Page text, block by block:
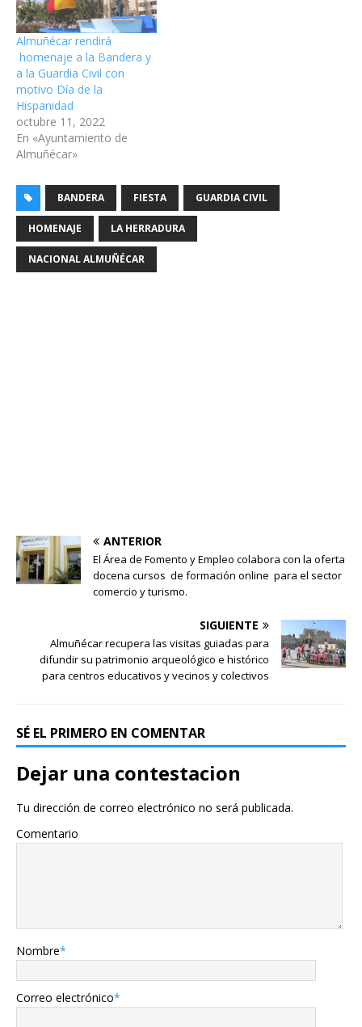
Almuñécar rendirá
homenaje a la Bandera y
a la Guardia Civil con
motivo Día de la
Hispanidad
octubre 11, 2022
En «Ayuntamiento de
Almuñécar»
BANDERA FIESTA GUARDIA CIVIL
HOMENAJE LA HERRADURA
NACIONAL ALMUÑÉCAR
ANTERIOR
El Área de Fomento y Empleo colabora con la oferta
docena cursos de formación online para el sector
comercio y turismo.
SIGUIENTE
Almuñécar recupera las visitas guiadas para
difundir su patrimonio arqueológico e histórico
para centros educativos y vecinos y colectivos
SÉ EL PRIMERO EN COMENTAR
Dejar una contestacion
Tu dirección de correo electrónico no será publicada.
Comentario
Nombre*
Correo electrónico*